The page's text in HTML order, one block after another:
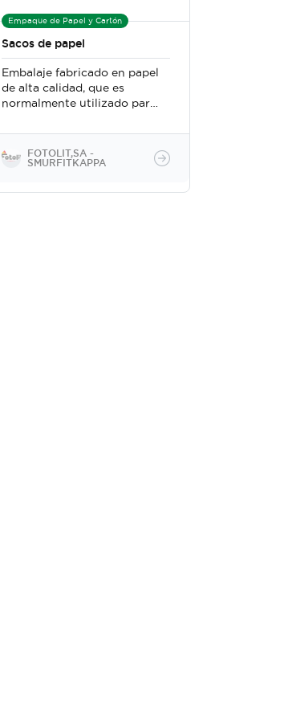
Empaque de Papel y Cartón
Sacos de papel
Embalaje fabricado en papel
de alta calidad, que es
normalmente utilizado para
polvo
FOTOLIT,SA -
SMURFITKAPPA